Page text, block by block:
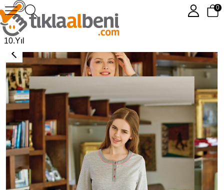
10.Yıl
0
Eros ESK 2712 Ringel O Patlı Takım